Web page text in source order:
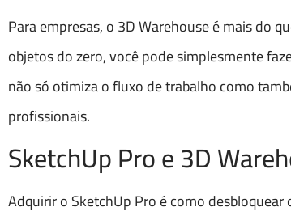
Para empresas, o 3D Warehouse é mais do
objetos do zero, você pode simplesmente
não só otimiza o fluxo de trabalho como
profissionais.
SketchUp Pro e 3D
Adquirir o SketchUp Pro é como